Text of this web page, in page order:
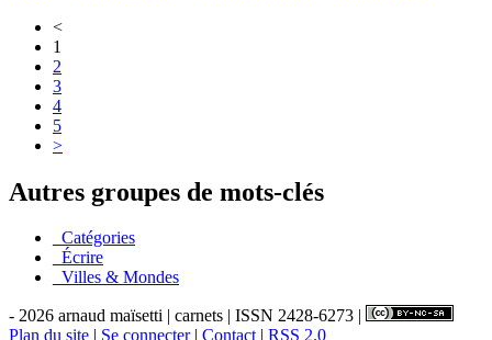
<
1
2
3
4
5
>
Autres groupes de mots-clés
_Catégories
_Écrire
_Villes & Mondes
- 2026 arnaud maïsetti | carnets | ISSN 2428-6273 |
Plan du site | Se connecter| Contact | RSS 2.0